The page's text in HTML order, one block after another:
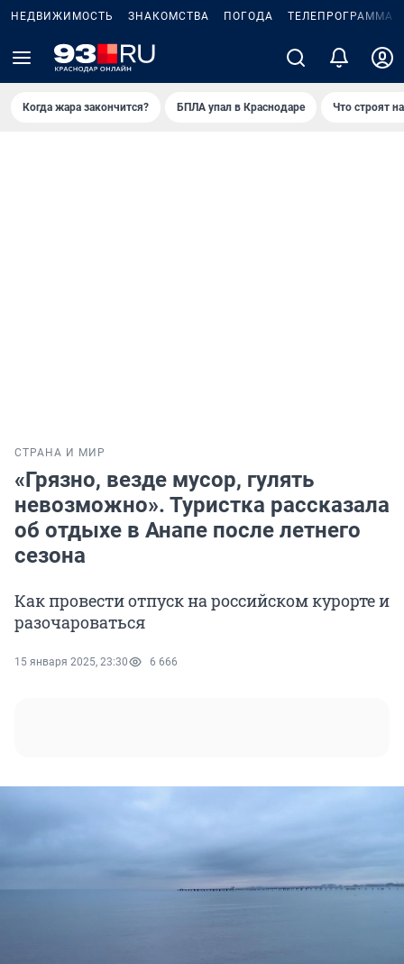
НЕДВИЖИМОСТЬ ЗНАКОМСТВА ПОГОДА ТЕЛЕПРОГРАММА
Когда жара закончится? БПЛА упал в Краснодаре Что строят
СТРАНА И МИР
«Грязно, везде мусор, гулять
невозможно». Туристка рассказала
об отдыхе в Анапе после летнего
сезона
Как провести отпуск на российском курорте и
разочароваться
15 января 2025, 23:30 6 666